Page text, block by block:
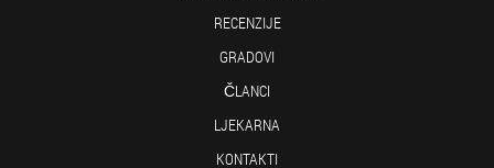
RECENZIJE
GRADOVI
ČLANCI
LJEKARNA
KONTAKTI